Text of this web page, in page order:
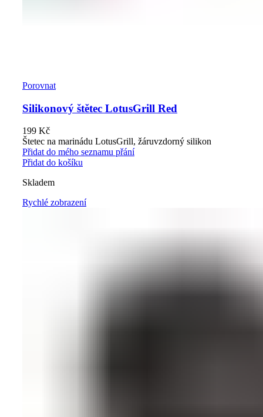
Porovnat
Silikonový štětec LotusGrill Red
199 Kč
Štetec na marinádu LotusGrill, žáruvzdorný silikon
Přidat do mého seznamu přání
Přidat do košíku
Skladem
Rychlé zobrazení